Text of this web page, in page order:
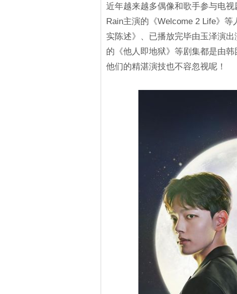
近年越来越多偶像和歌手参与电
Rain主演的《Welcome 2 Life》
实陈述》、已播放完毕由玉泽演
的《他人即地狱》等剧集都是由
他们的精湛演技也不容忽视呢！